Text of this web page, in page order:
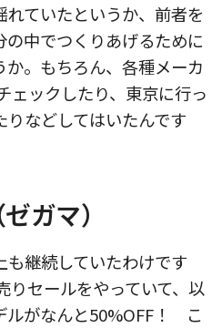
ていたというか、前者を
中でつくりあげるために
。もちろん、各種メーカ
ェックしたり、東京に行っ
などしてはいたんです
ガマ）
も継続していたわけです
りセールをやっていて、以
ルがなんと50%OFF！ こ